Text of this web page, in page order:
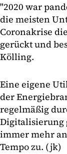
"2020 war
die meisten
Coronakrise
gerückt und
Kölling.
Eine eigene
der
regelmäßig
Digitalisierung
immer mehr
Tempo zu. (jk)